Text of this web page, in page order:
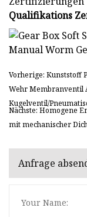
Qualifikations
Vorherige: Kunststoff
Wehr Membranventil
Kugelventil/
Nächste: Homogene
mit mechanischer
Anfrage